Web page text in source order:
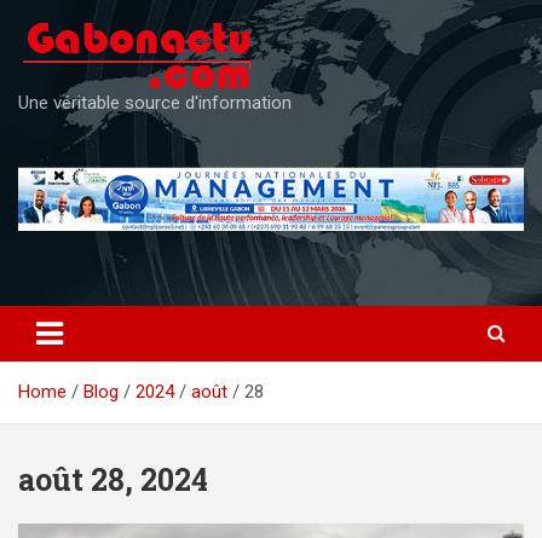
content
Une véritable source d'information
Home Blog 2024 août 28
août 28, 2024